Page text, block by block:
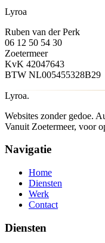
Lyroa
Ruben van der Perk
06 12 50 54 30
Zoetermeer
KvK 42047643
BTW NL005455328B29
Lyroa.
Websites zonder gedoe.
Vanuit Zoetermeer, voor
Navigatie
Home
Diensten
Werk
Contact
Diensten